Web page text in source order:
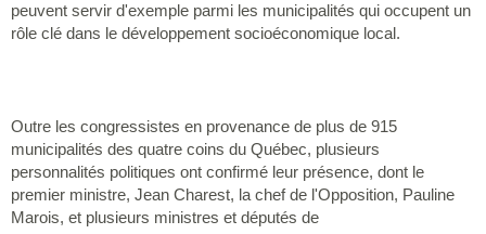
peuvent servir d'exemple parmi les municipalités qui occupent un
rôle clé dans le développement socioéconomique local.
Outre les congressistes en provenance de plus de 915
municipalités des quatre coins du Québec, plusieurs
personnalités politiques ont confirmé leur présence, dont le
premier ministre, Jean Charest, la chef de l'Opposition, Pauline
Marois, et plusieurs ministres et députés de